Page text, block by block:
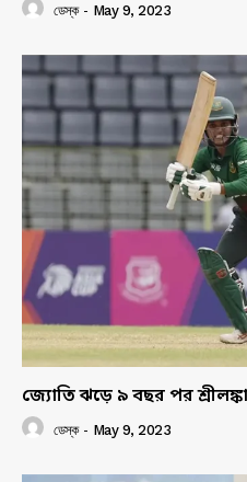
ডেস্ক - May 9, 2023
জ্যোতি ঝড়ে ৯ বছর পর
ডেস্ক - May 9, 2023